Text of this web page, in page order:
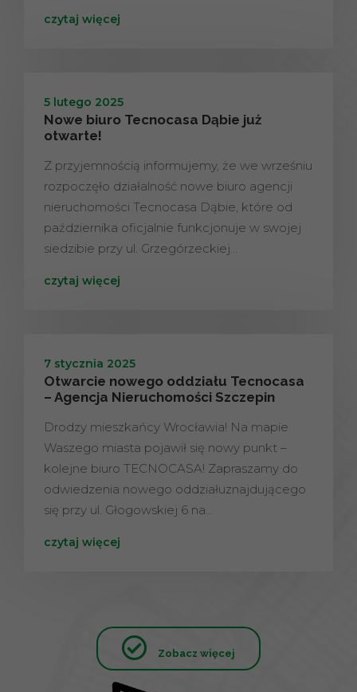
czytaj więcej
5 lutego 2025
Nowe biuro Tecnocasa Dąbie już
otwarte!
Z przyjemnością informujemy, że we wrześniu
rozpoczęło działalność nowe biuro agencji
nieruchomości Tecnocasa Dąbie, które od
października oficjalnie funkcjonuje w swojej
siedzibie przy ul. Grzegórzeckiej…
czytaj więcej
7 stycznia 2025
Otwarcie nowego oddziału Tecnocasa
– Agencja Nieruchomości Szczepin
Drodzy mieszkańcy Wrocławia! Na mapie
Waszego miasta pojawił się nowy punkt –
kolejne biuro TECNOCASA! Zapraszamy do
odwiedzenia nowego oddziałuznajdującego
się przy ul. Głogowskiej 6 na…
czytaj więcej
Zobacz więcej